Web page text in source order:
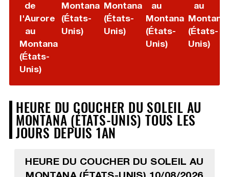
de
l'Aurore
au
Montana
(États-
Unis)
Montana
(États-
Unis)
Montana
(États-
Unis)
au
Montana
(États-
Unis)
au
Montana
(États-
Unis)
HEURE DU COUCHER DU SOLEIL AU
MONTANA (ÉTATS-UNIS) TOUS LES
JOURS DEPUIS 1AN
HEURE DU COUCHER DU SOLEIL AU